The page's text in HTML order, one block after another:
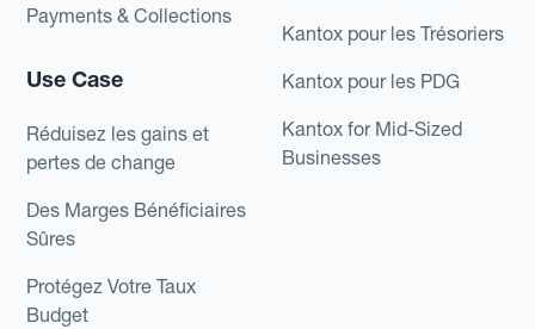
Payments & Collections
Use Case
Réduisez les gains et
pertes de change
Des Marges Bénéficiaires
Sûres
Protégez Votre Taux
Budget
Kantox pour les Trésoriers
Kantox pour les PDG
Kantox for Mid-Sized
Businesses